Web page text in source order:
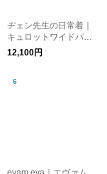
ヂェン先生の日常着｜
キュロットワイドパン
ツ 31110402 全4色 レ
ディース ワイドパン
12,100円